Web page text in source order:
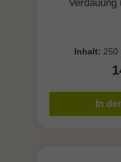
Verdauung
Inhalt: 250
In